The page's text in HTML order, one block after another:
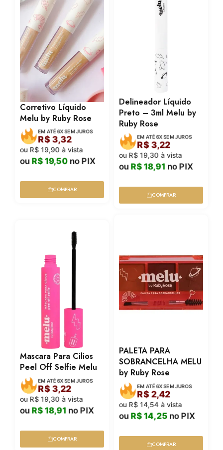
Corretivo Líquido
Melu by Ruby Rose
EM ATÉ 6X SEM JUROS
R$3,32
ou R$19,90à vista
ouR$19,50 no PIX
COMPRAR
Delineador Líquido
Preto – 3ml Melu by
Ruby Rose
EM ATÉ 6X SEM JUROS
R$3,22
ou R$19,30à vista
ouR$18,91 no PIX
COMPRAR
Mascara Para Cilios
Peel Off Selfie Melu
EM ATÉ 6X SEM JUROS
R$3,22
ou R$19,30à vista
ouR$18,91 no PIX
COMPRAR
PALETA PARA
SOBRANCELHA MELU
by Ruby Rose
EM ATÉ 6X SEM JUROS
R$2,42
ou R$14,54à vista
ouR$14,25 no PIX
COMPRAR